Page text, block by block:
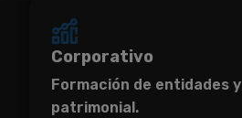
Corporativo
Formación de entidades
patrimonial.